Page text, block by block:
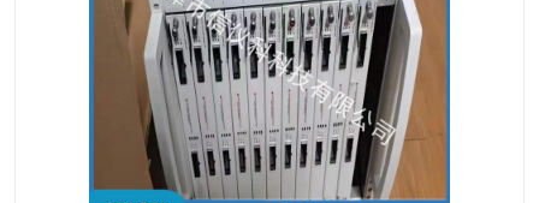
思博伦600B 思博伦SPT-2000A-HS
思博伦Spirent SPT-3U 思博伦TestCenter
发包仪IXIA XGS2 思博伦Spirent SPT-9000A